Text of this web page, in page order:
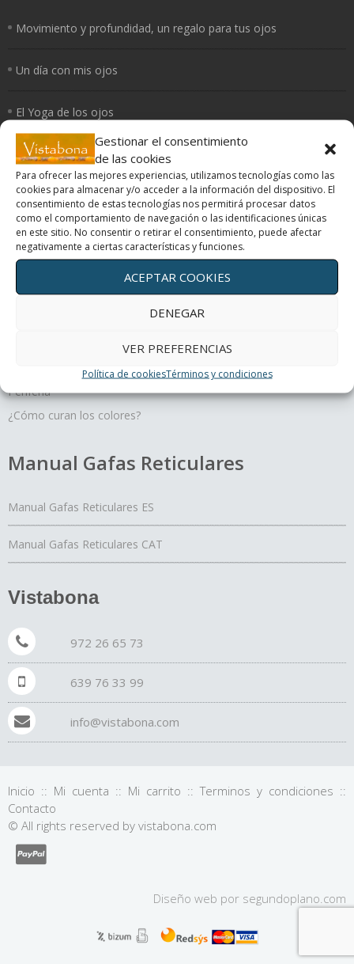
Gestionar el consentimiento
de las cookies
Para ofrecer las mejores experiencias, utilizamos tecnologías como las
cookies para almacenar y/o acceder a la información del dispositivo. El
consentimiento de estas tecnologías nos permitirá procesar datos
como el comportamiento de navegación o las identificaciones únicas
en este sitio. No consentir o retirar el consentimiento, puede afectar
negativamente a ciertas características y funciones.
ACEPTAR COOKIES
DENEGAR
VER PREFERENCIAS
Política de cookiesTérminos y condiciones
Movimiento y profundidad, un regalo para tus ojos
Un día con mis ojos
El Yoga de los ojos
Periferia
¿Cómo curan los colores?
Terapias oculares
Movimiento y profundidad, un regalo para tus ojos
El Yoga de los ojos
Periferia
¿Cómo curan los colores?
Manual Gafas Reticulares
Manual Gafas Reticulares ES
Manual Gafas Reticulares CAT
Vistabona
972 26 65 73
639 76 33 99
info@vistabona.com
Inicio :: Mi cuenta :: Mi carrito ::Terminos y condiciones ::
Contacto
© All rights reserved by vistabona.com
Diseño web por segundoplano .com